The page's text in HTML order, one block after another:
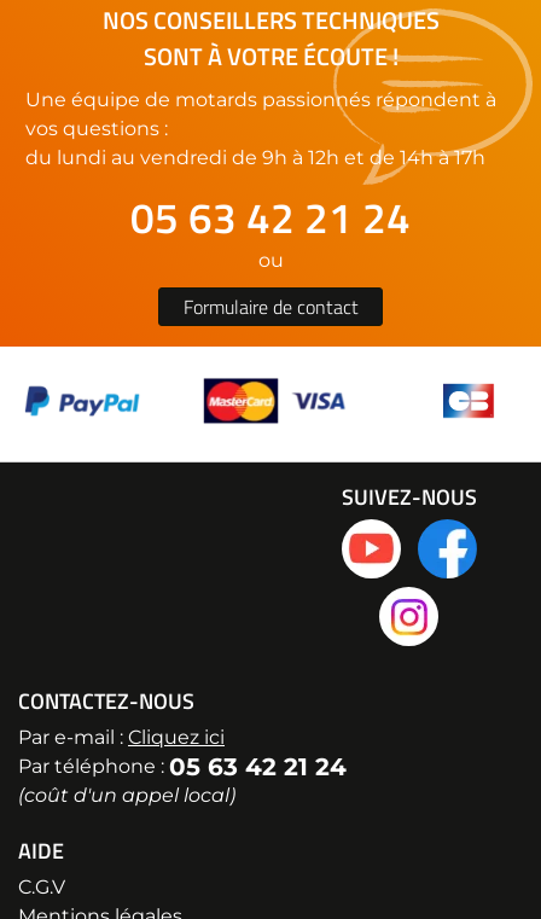
NOS CONSEILLERS TECHNIQUES
SONT À VOTRE ÉCOUTE !
Une équipe de motards passionnés répondent à
vos questions :
du lundi au vendredi de 9h à 12h et de 14h à 17h
05 63 42 21 24
ou
Formulaire de contact
CONTACTEZ-NOUS
Par e-mail : Cliquez ici
Par téléphone : 05 63 42 21 24
(coût d'un appel local)
AIDE
C.G.V
SUIVEZ-NOUS